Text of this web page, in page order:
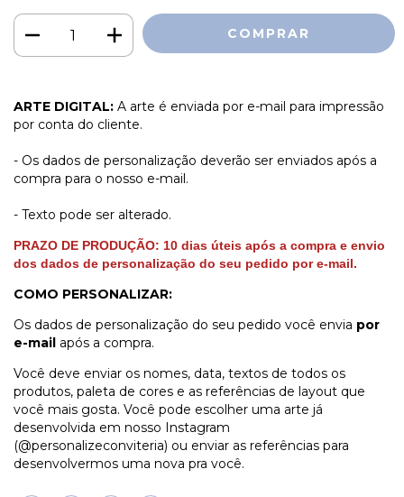
ARTE DIGITAL: A arte é enviada por e-mail para impressão
por conta do cliente.
- Os dados de personalização deverão ser enviados após a
compra para o nosso e-mail.
- Texto pode ser alterado.
PRAZO DE PRODUÇÃO: 10 dias úteis após a compra e envio
dos dados de personalização do seu pedido por e-mail.
COMO PERSONALIZAR:
Os dados de personalização do seu pedido você envia por
e-mail após a compra.
Você deve enviar os nomes, data, textos de todos os
produtos, paleta de cores e as referências de layout que
você mais gosta. Você pode escolher uma arte já
desenvolvida em nosso Instagram
(@personalizeconviteria) ou enviar as referências para
desenvolvermos uma nova pra você.